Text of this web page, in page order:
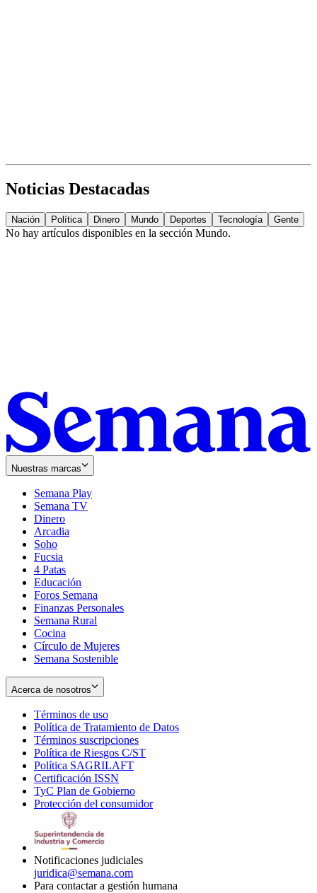
Noticias Destacadas
Nación Política Dinero Mundo Deportes Tecnología Gente
No hay artículos disponibles en la sección Mundo.
Nuestras marcas
Semana Play
Semana TV
Dinero
Arcadia
Soho
in
new
window
Fucsia
in
new
window
4 Patas
Educación
Foros Semana
Finanzas Personales
Semana Rural
Cocina
Círculo de Mujeres
Semana Sostenible
Acerca de nosotros
Términos de uso
in
new
window
Política de Tratamiento de Datos
Términos suscripciones
in
Política de Riesgos C/ST
Política SAGRILAFT
new
window
Certificación ISSN
in
new
TyC Plan de Gobierno
in
Protección del consumidorOpens
Notificaciones judiciales
juridica@semana.com
Para contactar a gestión humana